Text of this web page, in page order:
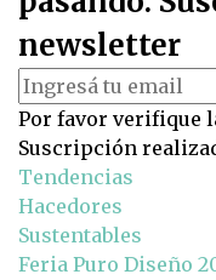
newsletter
Por favor verifique
Suscripción
Tendencias
Hacedores
Sustentables
Feria Puro Diseño